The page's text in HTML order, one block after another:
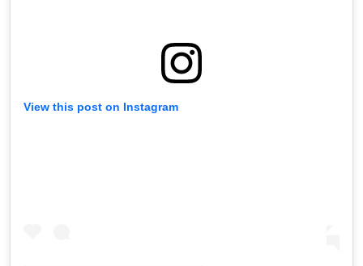
View this post on Instagram